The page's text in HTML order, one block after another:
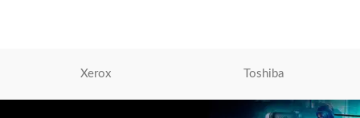
Xerox Toshiba